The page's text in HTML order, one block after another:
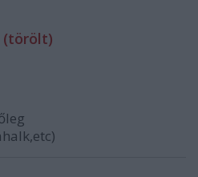
(törölt)